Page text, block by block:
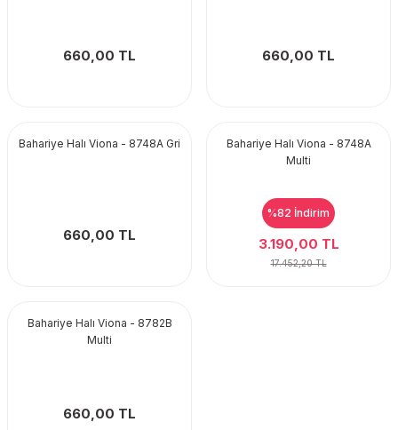
660,00 TL 660,00 TL
Bahariye Halı Viona - 8748A Gri
660,00 TL
Bahariye Halı Viona - 8748A
Multi
%82 İndirim
3.190,00 TL
17.452,20 TL
Bahariye Halı Viona - 8782B
Multi
660,00 TL